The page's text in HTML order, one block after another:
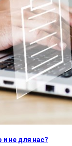
не для нас?